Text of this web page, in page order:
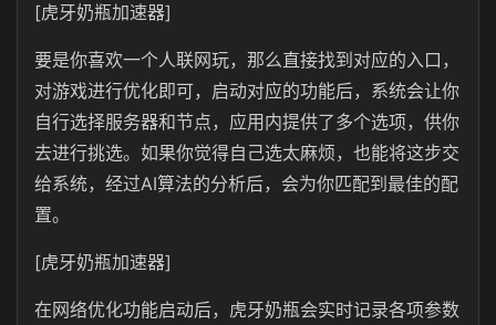
[虎牙奶瓶加速器]
要是你喜欢一个人联网玩，那么直接找到对应的入口，
对游戏进行优化即可，启动对应的功能后，系统会让你
自行选择服务器和节点，应用内提供了多个选项，供你
去进行挑选。如果你觉得自己选太麻烦，也能将这步交
给系统，经过AI算法的分析后，会为你匹配到最佳的配
置。
[虎牙奶瓶加速器]
在网络优化功能启动后，虎牙奶瓶会实时记录各项参数